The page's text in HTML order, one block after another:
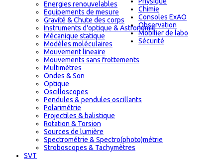
Chimie
Consoles ExAO
Observation
Mobilier de labo
Sécurité
Energies renouvelables
Equipements de mesure
Gravité & Chute des corps
Instruments d'optique & Astronomie
Mécanique statique
Modèles moléculaires
Mouvement lineaire
Mouvements sans frottements
Multimètres
Ondes & Son
Optique
Oscilloscopes
Pendules & pendules oscillants
Polarimétrie
Projectiles & balistique
Rotation & Torsion
Sources de lumière
Spectrométrie & Spectro(photo)métrie
Stroboscopes & Tachymètres
SVT